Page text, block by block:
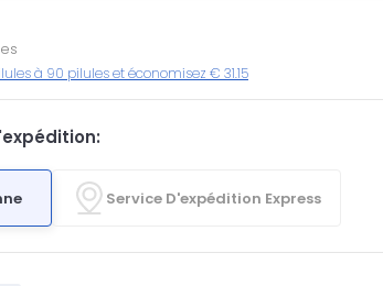
à 90 pilules et économisez € 31.15
Service D'expédition Express